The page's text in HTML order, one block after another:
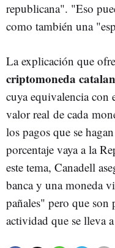
republicana". "Eso
como también una
La explicación que
criptomoneda
cuya equivalencia con
valor real de cada
los pagos que se
porcentaje vaya a la
este tema, Canadell
banca y una moneda
pañales" pero que son
actividad que se lleva